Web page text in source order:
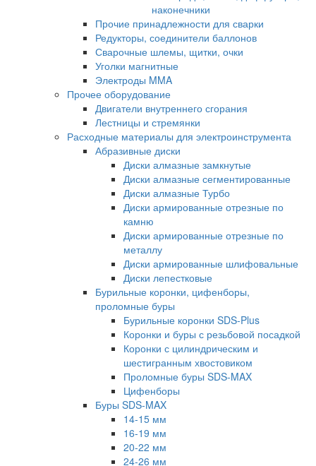
наконечники
Прочие принадлежности для сварки
Редукторы, соединители баллонов
Сварочные шлемы, щитки, очки
Уголки магнитные
Электроды MMA
Прочее оборудование
Двигатели внутреннего сгорания
Лестницы и стремянки
Расходные материалы для электроинструмента
Абразивные диски
Диски алмазные замкнутые
Диски алмазные сегментированные
Диски алмазные Турбо
Диски армированные отрезные по
камню
Диски армированные отрезные по
металлу
Диски армированные шлифовальные
Диски лепестковые
Бурильные коронки, цифенборы,
проломные буры
Бурильные коронки SDS-Plus
Коронки и буры с резьбовой посадкой
Коронки с цилиндрическим и
шестигранным хвостовиком
Проломные буры SDS-MAX
Цифенборы
Буры SDS-MAX
14-15 мм
16-19 мм
20-22 мм
24-26 мм